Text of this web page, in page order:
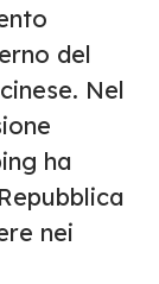
del
Nel
ha
nei